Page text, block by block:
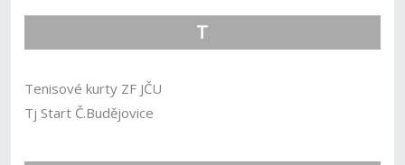
T
Tenisové kurty ZF JČU
Tj Start Č.Budějovice